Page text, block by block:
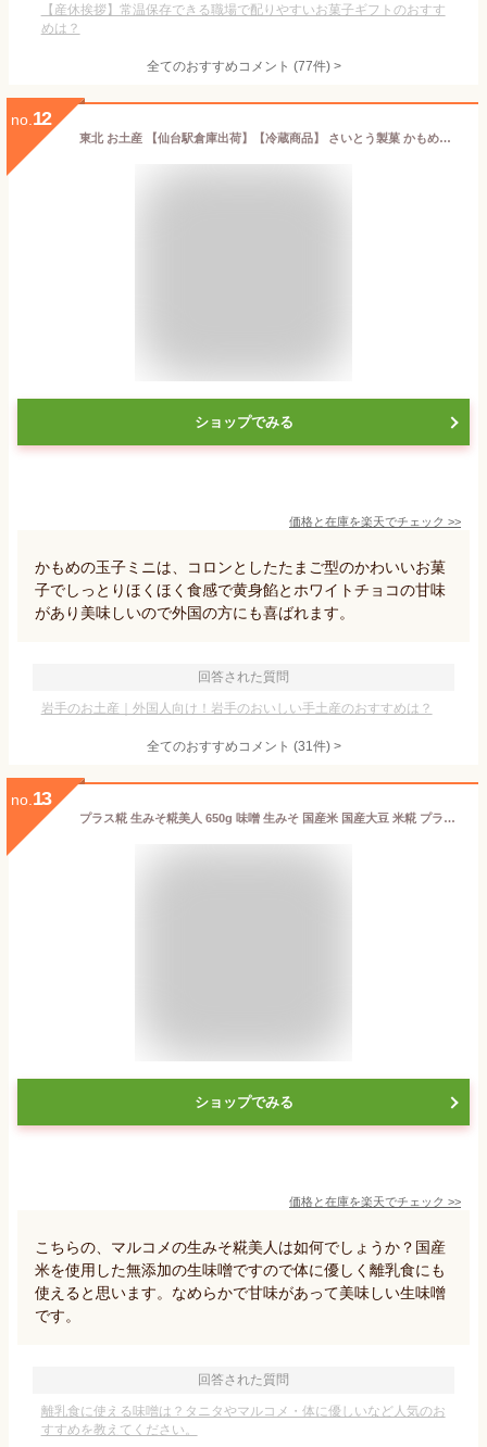
【産休挨拶】常温保存できる職場で配りやすいお菓子ギフトのおすす
めは？
全てのおすすめコメント (77件) >
no. 12
東北 お土産 【仙台駅倉庫出荷】【冷蔵商品】 さいとう製菓 かもめの玉子ミニ 12個入 東北 お土産 みやげ 東北みやげ 岩手 銘菓 お菓子 和菓子 スイーツ グルメ お中元 御中元 お歳暮 御歳暮 内祝い お取り寄せ ギフト プレゼント のし可
ショップでみる
価格と在庫を楽天でチェック >>
かもめの玉子ミニは、コロンとしたたまご型のかわいいお菓
子でしっとりほくほく食感で黄身餡とホワイトチョコの甘味
があり美味しいので外国の方にも喜ばれます。
回答された質問
岩手のお土産｜外国人向け！岩手のおいしい手土産のおすすめは？
全てのおすすめコメント (31件) >
no. 13
プラス糀 生みそ糀美人 650g 味噌 生みそ 国産米 国産大豆 米糀 プラス糀 無添加 マルコメ 上品 調味料 プラス糀 なめらか 熟甘
ショップでみる
価格と在庫を楽天でチェック >>
こちらの、マルコメの生みそ糀美人は如何でしょうか？国産
米を使用した無添加の生味噌ですので体に優しく離乳食にも
使えると思います。なめらかで甘味があって美味しい生味噌
です。
回答された質問
離乳食に使える味噌は？タニタやマルコメ・体に優しいなど人気のお
すすめを教えてください。